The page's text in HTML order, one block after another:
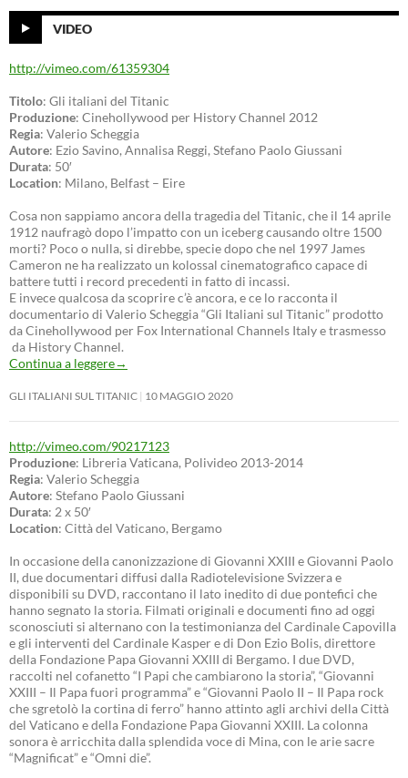
VIDEO
http://vimeo.com/61359304
Titolo: Gli italiani del Titanic
Produzione: Cinehollywood per History Channel 2012
Regia: Valerio Scheggia
Autore: Ezio Savino, Annalisa Reggi, Stefano Paolo Giussani
Durata: 50′
Location: Milano, Belfast – Eire
Cosa non sappiamo ancora della tragedia del Titanic, che il 14 aprile
1912 naufragò dopo l’impatto con un iceberg causando oltre 1500
morti? Poco o nulla, si direbbe, specie dopo che nel 1997 James
Cameron ne ha realizzato un kolossal cinematografico capace di
battere tutti i record precedenti in fatto di incassi.
E invece qualcosa da scoprire c’è ancora, e ce lo racconta il
documentario di Valerio Scheggia “Gli Italiani sul Titanic” prodotto
da Cinehollywood per Fox International Channels Italy e trasmesso
da History Channel.
Continua a leggere→
GLI ITALIANI SUL TITANIC 10 MAGGIO 2020
http://vimeo.com/90217123
Produzione: Libreria Vaticana, Polivideo 2013-2014
Regia: Valerio Scheggia
Autore: Stefano Paolo Giussani
Durata: 2 x 50′
Location: Città del Vaticano, Bergamo
In occasione della canonizzazione di Giovanni XXIII e Giovanni Paolo
II, due documentari diffusi dalla Radiotelevisione Svizzera e
disponibili su DVD, raccontano il lato inedito di due pontefici che
hanno segnato la storia. Filmati originali e documenti fino ad oggi
sconosciuti si alternano con la testimonianza del Cardinale Capovilla
e gli interventi del Cardinale Kasper e di Don Ezio Bolis, direttore
della Fondazione Papa Giovanni XXIII di Bergamo. I due DVD,
raccolti nel cofanetto “I Papi che cambiarono la storia”, “Giovanni
XXIII – Il Papa fuori programma” e “Giovanni Paolo II – Il Papa rock
che sgretolò la cortina di ferro” hanno attinto agli archivi della Città
del Vaticano e della Fondazione Papa Giovanni XXIII. La colonna
sonora è arricchita dalla splendida voce di Mina, con le arie sacre
“Magnificat” e “Omni die”.